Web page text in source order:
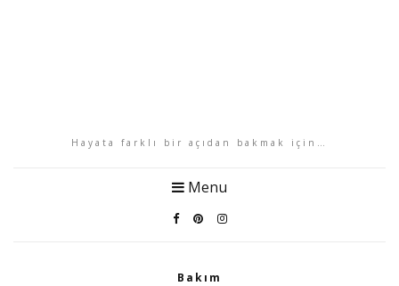
Hayata farklı bir açıdan bakmak için…
Menu
Bakım